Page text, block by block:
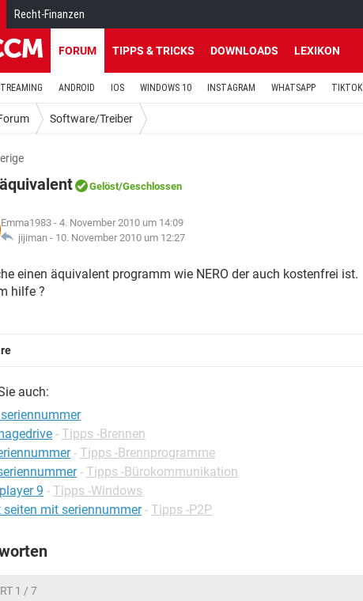
Recht-Finanzen
FORUM TIPPS & TRICKS DOWNLOADS LEXIKON
ANDROID IOS WINDOWS 10 INSTAGRAM WHATSAPP TIKTOK
Software/Treiber
Gelöst/Geschlossen
Emma1983 - 4. November 2010 um 14:09
jijiman - 10. November 2010 um 12:27
einen äquivalent programm wie NERO der auch kostenfrei ist.
hilfe ?
auch:
- Tipps -Brennen
- Tipps -Brennprogramme
- Tipps -Bürokommunikation
9 - Tipps -Windows
seiten mit seriennummer - Tipps -P2P
1 / 7